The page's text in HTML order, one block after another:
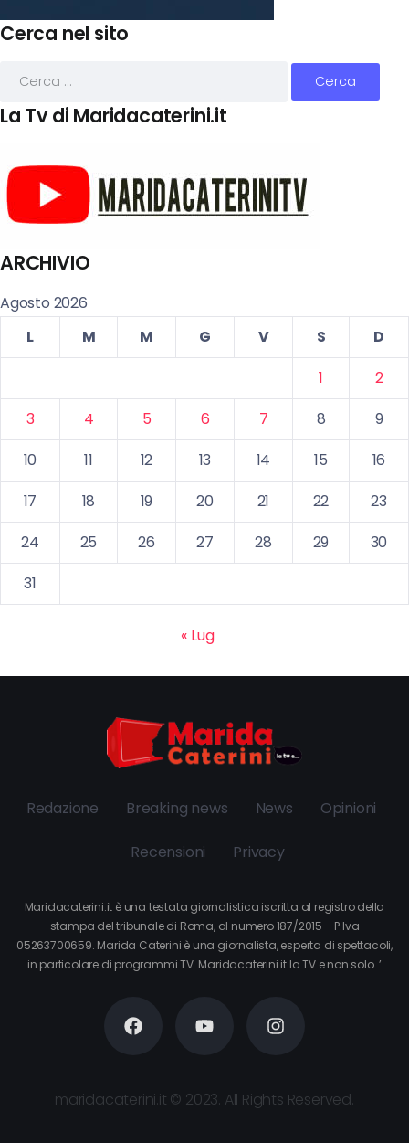
Cerca nel sito
La Tv di Maridacaterini.it
ARCHIVIO
Agosto 2026
L
M M G V S
D
1
2
3
4 5 6 7 8
9
10
11 12 13 14 15
16
17
18 19 20 21 22
23
24
25 26 27 28 29
30
31
« Lug
Redazione Breaking news News Opinioni
Recensioni Privacy
Maridacaterini.it è una testata giornalistica iscritta al registro della
stampa del tribunale di Roma, al numero 187/2015 – P.Iva
05263700659. Marida Caterini è una giornalista, esperta di spettacoli,
in particolare di programmi TV. Maridacaterini.it la TV e non solo…’
maridacaterini.it © 2023. All Rights Reserved.